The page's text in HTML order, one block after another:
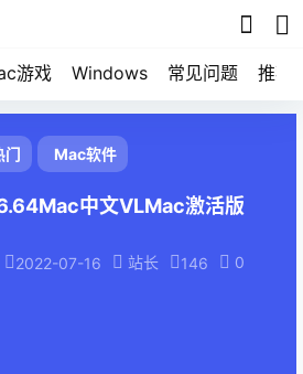
游戏 Windows 常见问题 推荐
门 Mac软件
中文VLMac激活版
2022-07-16 站长 146 0